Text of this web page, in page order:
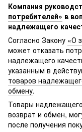
Компания
потребителей» в
надлежащего
Согласно Закону «О
может отказать
надлежащего
указанным в
товаров
обмену.
Товары
возврат и обмен,
после получения